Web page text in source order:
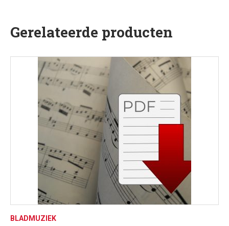
Gerelateerde producten
BLADMUZIEK